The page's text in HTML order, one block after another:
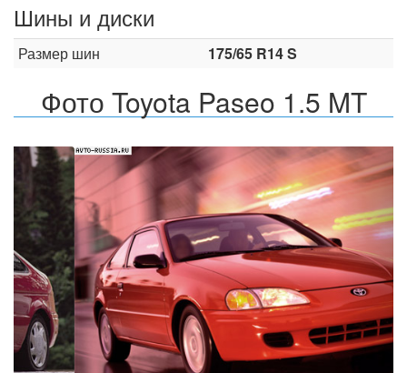
Шины и диски
Размер шин 175/65 R14 S
Фото Toyota Paseo 1.5 MT
Назад